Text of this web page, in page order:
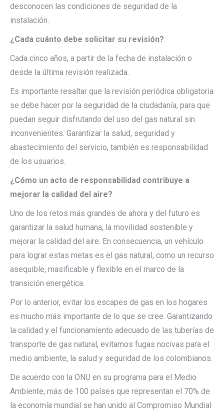
desconocen las condiciones de seguridad de la
instalación.
¿Cada cuánto debe solicitar su revisión?
Cada cinco años, a partir de la fecha de instalación o
desde la última revisión realizada.
Es importante resaltar que la revisión periódica obligatoria
se debe hacer por la seguridad de la ciudadanía, para que
puedan seguir disfrutando del uso del gas natural sin
inconvenientes. Garantizar la salud, seguridad y
abastecimiento del servicio, también es responsabilidad
de los usuarios.
¿Cómo un acto de responsabilidad contribuye a
mejorar la calidad del aire?
Uno de los retos más grandes de ahora y del futuro es
garantizar la salud humana, la movilidad sostenible y
mejorar la calidad del aire. En consecuencia, un vehículo
para lograr estas metas es el gas natural, como un recurso
asequible, masificable y flexible en el marco de la
transición energética.
Por lo anterior, evitar los escapes de gas en los hogares
es mucho más importante de lo que se cree. Garantizando
la calidad y el funcionamiento adecuado de las tuberías de
transporte de gas natural, evitamos fugas nocivas para el
medio ambiente, la salud y seguridad de los colombianos.
De acuerdo con la ONU en su programa para el Medio
Ambiente, más de 100 países que representan el 70% de
la economía mundial se han unido al Compromiso Mundial